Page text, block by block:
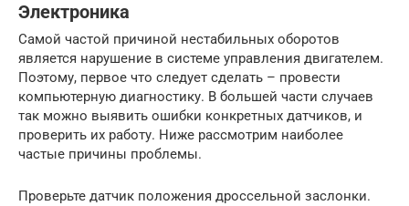
Электроника
Самой частой причиной нестабильных оборотов
является нарушение в системе управления двигателем.
Поэтому, первое что следует сделать – провести
компьютерную диагностику. В большей части случаев
так можно выявить ошибки конкретных датчиков, и
проверить их работу. Ниже рассмотрим наиболее
частые причины проблемы.
Проверьте датчик положения дроссельной заслонки.